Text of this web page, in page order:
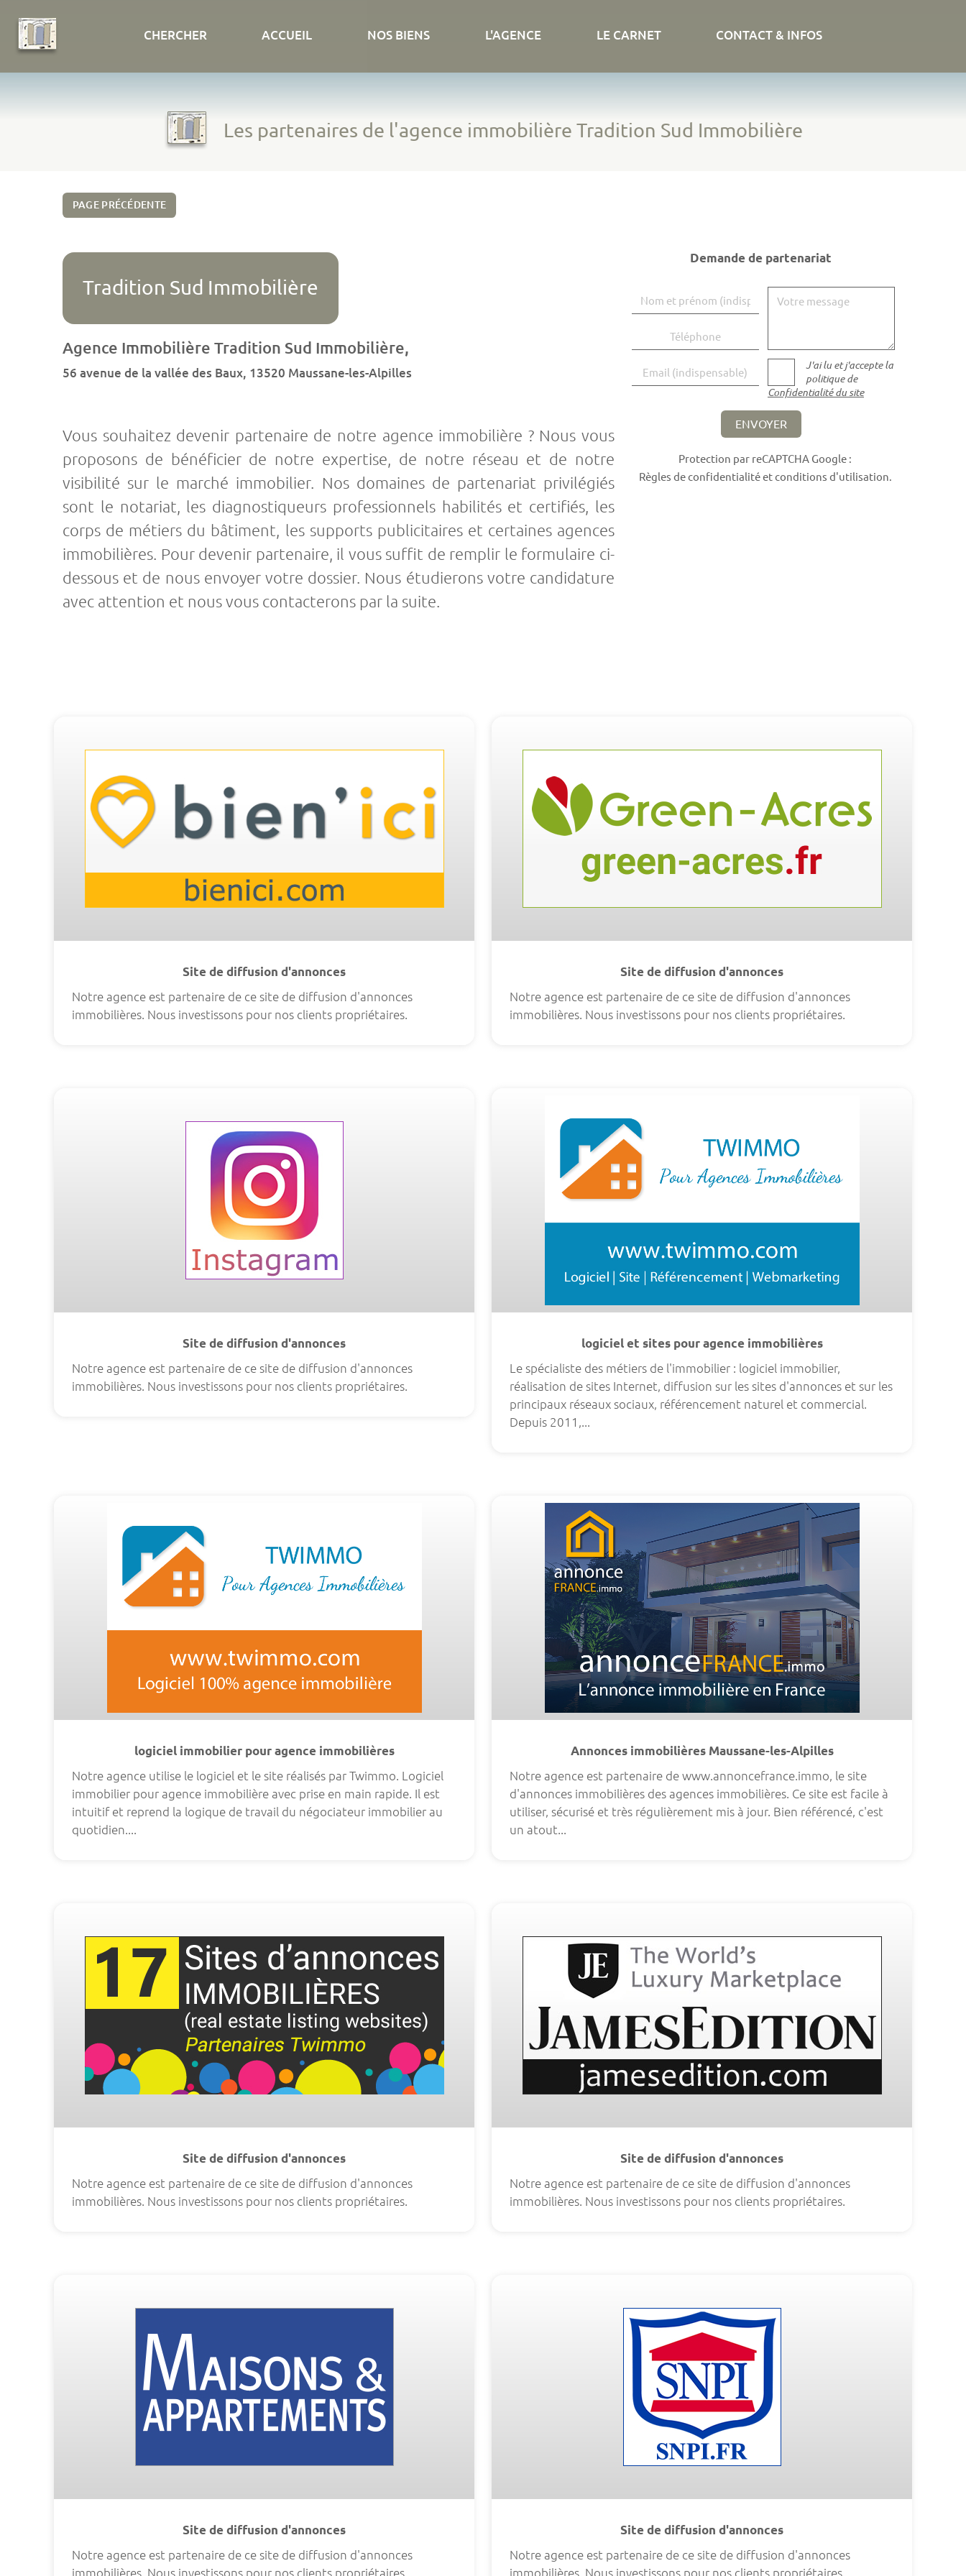
CHERCHER ACCUEIL NOS BIENS L'AGENCE LE CARNET CONTACT & INFOS
Les partenaires de l'agence immobilière Tradition Sud Immobilière
PAGE PRÉCÉDENTE
Tradition Sud Immobilière
Agence Immobilière Tradition Sud Immobilière,
56 avenue de la vallée des Baux, 13520 Maussane-les-Alpilles
Vous souhaitez devenir partenaire de notre agence immobilière ? Nous vous
proposons de bénéficier de notre expertise, de notre réseau et de notre
visibilité sur le marché immobilier. Nos domaines de partenariat privilégiés
sont le notariat, les diagnostiqueurs professionnels habilités et certifiés, les
corps de métiers du bâtiment, les supports publicitaires et certaines agences
immobilières. Pour devenir partenaire, il vous suffit de remplir le formulaire ci-
dessous et de nous envoyer votre dossier. Nous étudierons votre candidature
avec attention et nous vous contacterons par la suite.
Demande de partenariat
Nom et prénom
Téléphone
Email
Votre message
J'ai lu et j'accepte la
politique de
Confidentialité du site
ENVOYER
Protection par reCAPTCHA Google :
Règles de confidentialitéetconditions d'utilisation.
Site de diffusion d'annonces
Notre agence est partenaire de ce site de diffusion d'annonces
immobilières. Nous investissons pour nos clients propriétaires.
Site de diffusion d'annonces
Notre agence est partenaire de ce site de diffusion d'annonces
immobilières. Nous investissons pour nos clients propriétaires.
Site de diffusion d'annonces
Notre agence est partenaire de ce site de diffusion d'annonces
immobilières. Nous investissons pour nos clients propriétaires.
logiciel et sites pour agence immobilières
Le spécialiste des métiers de l'immobilier : logiciel immobilier,
réalisation de sites Internet, diffusion sur les sites d'annonces et sur les
principaux réseaux sociaux, référencement naturel et commercial.
Depuis 2011,...
logiciel immobilier pour agence immobilières
Notre agence utilise le logiciel et le site réalisés par Twimmo. Logiciel
immobilier pour agence immobilière avec prise en main rapide. Il est
intuitif et reprend la logique de travail du négociateur immobilier au
quotidien....
Annonces immobilières Maussane-les-Alpilles
Notre agence est partenaire de www.annoncefrance.immo, le site
d'annonces immobilières des agences immobilières. Ce site est facile à
utiliser, sécurisé et très régulièrement mis à jour. Bien référencé, c'est
un atout...
Site de diffusion d'annonces
Notre agence est partenaire de ce site de diffusion d'annonces
immobilières. Nous investissons pour nos clients propriétaires.
Site de diffusion d'annonces
Notre agence est partenaire de ce site de diffusion d'annonces
immobilières. Nous investissons pour nos clients propriétaires.
Site de diffusion d'annonces
Notre agence est partenaire de ce site de diffusion d'annonces
immobilières. Nous investissons pour nos clients propriétaires.
Site de diffusion d'annonces
Notre agence est partenaire de ce site de diffusion d'annonces
immobilières. Nous investissons pour nos clients propriétaires.